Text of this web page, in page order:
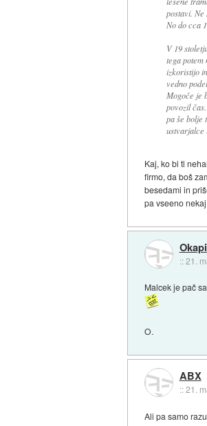
postavi. Ne
No do cca
V 19
tega
izkoristijo
vedno
Mogoče je
povozil
pa še bolje
ustvarjalce
Kaj, ko bi ti
firmo, da boš
besedami in
pa vseeno
Okapi
::21.
Malcek je pač
O.
ABX
::21.
Ali pa samo